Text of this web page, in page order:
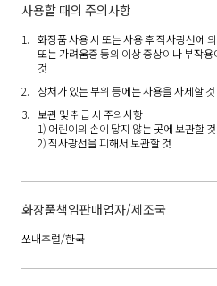
사용할 때의 주의사항
화장품 사용 시 또는 사용 후 직사광선에
또는 가려움증 등의 이상 증상이나 부작
것
상처가 있는 부위 등에는 사용을 자제할 것
보관 및 취급 시 주의사항
1) 어린이의 손이 닿지 않는 곳에 보관할 것
2) 직사광선을 피해서 보관할 것
화장품책임판매업자/제조국
쏘내추럴/한국